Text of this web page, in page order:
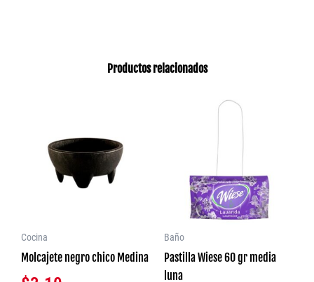
Productos relacionados
Cocina
Molcajete negro chico Medina
Baño
Pastilla Wiese 60 gr media
luna